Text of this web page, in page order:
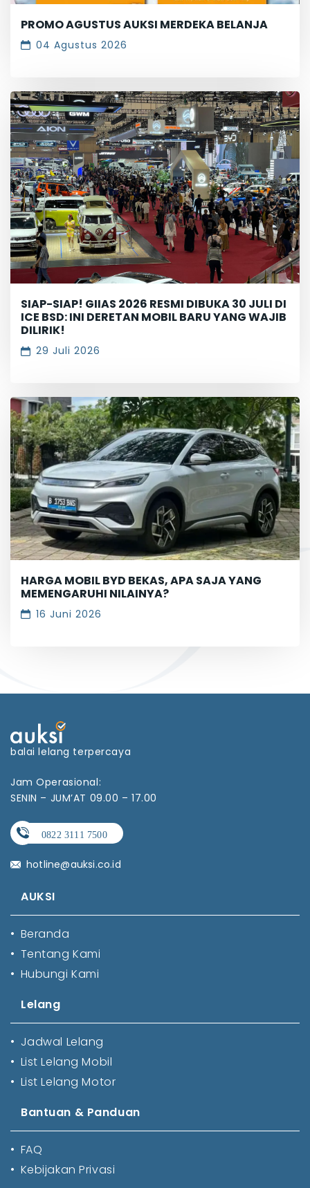
PROMO AGUSTUS AUKSI MERDEKA BELANJA
04 Agustus 2026
SIAP-SIAP! GIIAS 2026 RESMI DIBUKA 30 JULI DI
ICE BSD: INI DERETAN MOBIL BARU YANG WAJIB
DILIRIK!
29 Juli 2026
HARGA MOBIL BYD BEKAS, APA SAJA YANG
MEMENGARUHI NILAINYA?
16 Juni 2026
balai lelang terpercaya
Jam Operasional:
SENIN – JUM’AT 09.00 – 17.00
hotline@auksi.co.id
AUKSI
• Beranda
• Tentang Kami
• Hubungi Kami
Lelang
• Jadwal Lelang
• List Lelang Mobil
• List Lelang Motor
Bantuan & Panduan
• FAQ
• Kebijakan Privasi